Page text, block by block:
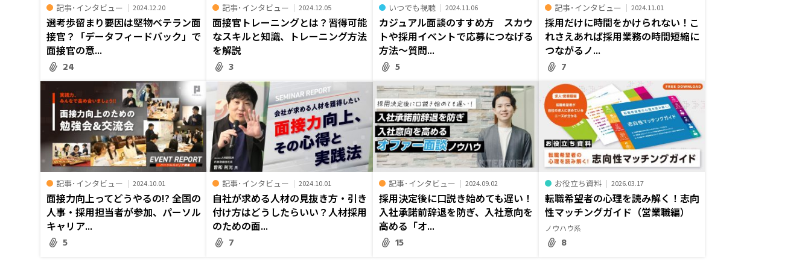
記事･インタビュー 2024.12.20
選考歩留まり要因は堅物ベテラン面
接官？「データフィードバック」で
面接官の意...
24
記事･インタビュー 2024.12.05
面接官トレーニングとは？習得可能
なスキルと知識、トレーニング方法
を解説
3
いつでも視聴 2024.11.06
カジュアル面談のすすめ方 スカウ
トや採用イベントで応募につなげる
方法～質問...
5
記事･インタビュー 2024.11.01
採用だけに時間をかけられない！こ
れさえあれば採用業務の時間短縮に
つながるノ...
7
記事･インタビュー 2024.10.01
面接力向上ってどうやるの――!? 全国の
人事・採用担当者が参加、パーソル
キャリア...
5
記事･インタビュー 2024.10.01
自社が求める人材の見抜き方・引き
付け方はどうしたらいい？人材採用
のための面...
7
記事･インタビュー 2024.09.02
採用決定後に口説き始めても遅い！
入社承諾前辞退を防ぎ、入社意向を
高める「オ...
15
お役立ち資料 2026.03.17
転職希望者の心理を読み解く！志向
性マッチングガイド（営業職編）
ノウハウ系
8